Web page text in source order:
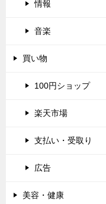
情報
音楽
買い物
100円ショップ
楽天市場
支払い・受取り
広告
美容・健康